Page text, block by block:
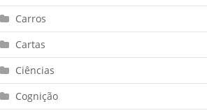
Carros
Cartas
Ciências
Cognição